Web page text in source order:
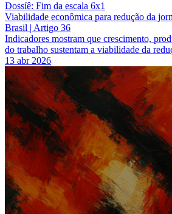
Dossíê: Fim da escala 6x1
Viabilidade econômica para redução da
Brasil | Artigo 36
Indicadores mostram que crescimento,
do trabalho sustentam a viabilidade da
13 abr 2026